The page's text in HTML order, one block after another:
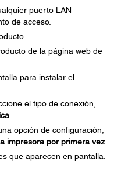
puerto LAN
de acceso.
de la página web de
para instalar el
el tipo de conexión,
opción de configuración,
impresora por primera vez
que aparecen en pantalla.